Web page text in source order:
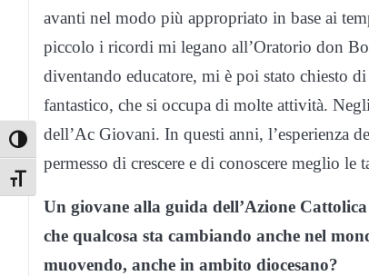
Toggle High Contrast
Toggle Font size
avanti nel modo più appropriato in base ai
piccolo i ricordi mi legano all’Oratorio don
diventando educatore, mi è poi stato chiesto
fantastico, che si occupa di molte attività.
dell’Ac Giovani. In questi anni, l’esperienza
permesso di crescere e di conoscere meglio le
Un giovane alla guida dell’Azione
che qualcosa sta cambiando anche nel
muovendo, anche in ambito diocesano?